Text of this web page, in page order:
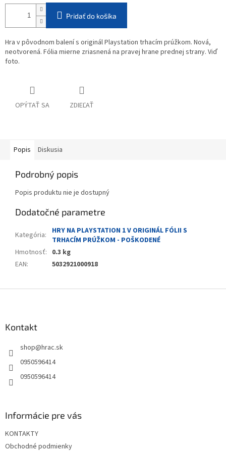
Pridať do košíka
Hra v pôvodnom balení s originál Playstation trhacím prúžkom. Nová,
neotvorená. Fólia mierne zriasnená na pravej hrane prednej strany. Viď
foto.
OPÝTAŤ SA ZDIEĽAŤ
Popis Diskusia
Podrobný popis
Popis produktu nie je dostupný
Dodatočné parametre
Kategória:
HRY NA PLAYSTATION 1 V ORIGINÁL FÓLII S
TRHACÍM PRÚŽKOM - POŠKODENÉ
Hmotnosť: 0.3 kg
EAN: 5032921000918
Kontakt
shop@hrac.sk
0950596414
0950596414
Informácie pre vás
KONTAKTY
Obchodné podmienky